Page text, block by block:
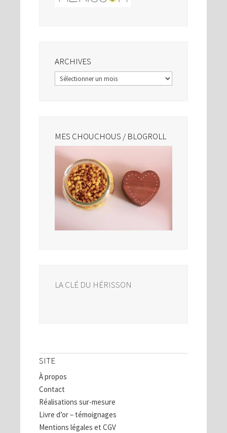
ARCHIVES
Archives
MES CHOUCHOUS / BLOGROLL
LA CLÉ DU HÉRISSON
SITE
À propos
Contact
Réalisations sur-mesure
Livre d’or – témoignages
Mentions légales et CGV